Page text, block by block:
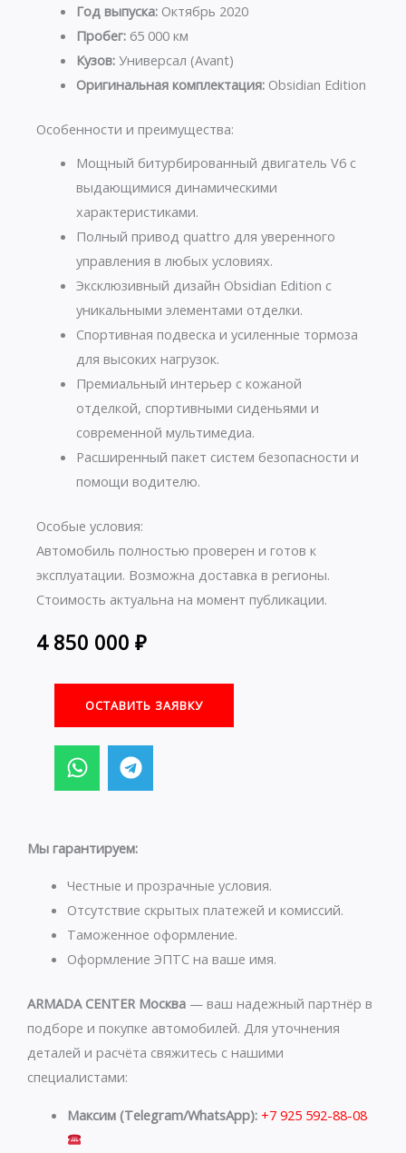
Год выпуска:Октябрь 2020
Пробег:65 000 км
Кузов:Универсал (Avant)
Оригинальная комплектация:Obsidian Edition
Особенности и преимущества:
Мощный битурбированный двигатель V6 с
выдающимися динамическими
характеристиками.
Полный привод quattro для уверенного
управления в любых условиях.
Эксклюзивный дизайн Obsidian Edition с
уникальными элементами отделки.
Спортивная подвеска и усиленные тормоза
для высоких нагрузок.
Премиальный интерьер с кожаной
отделкой, спортивными сиденьями и
современной мультимедиа.
Расширенный пакет систем безопасности и
помощи водителю.
Особые условия:
Автомобиль полностью проверен и готов к
эксплуатации. Возможна доставка в регионы.
Стоимость актуальна на момент публикации.
4 850 000 ₽
ОСТАВИТЬ ЗАЯВКУ
W
h
a
s
p
p
T
e
l
g
a
m
Мы гарантируем:
Честные и прозрачные условия.
Отсутствие скрытых платежей и комиссий.
Таможенное оформление.
Оформление ЭПТС на ваше имя.
ARMADA CENTER Москва — ваш надежный партнёр в
подборе и покупке автомобилей. Для уточнения
деталей и расчёта свяжитесь с нашими
специалистами:
Максим (Telegram/WhatsApp): +7 925 592-88-08